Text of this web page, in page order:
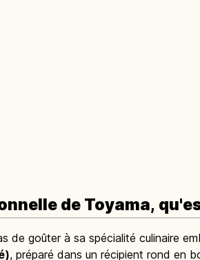
de Toyama,
de goûter à sa spécialité culinaire
, préparé dans un récipient rond en